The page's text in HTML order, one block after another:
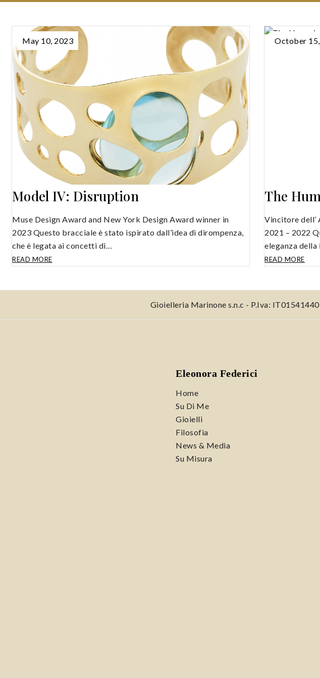
May 10, 2023
Model IV: Disruption
Muse Design Award and New York Design Award winner in
2023 Questo bracciale è stato ispirato dall’idea di dirompenza,
che è legata ai concetti di…
READ MORE
October
The
Vincitore dell’
2021 – 2022
eleganza
READ MORE
Gioielleria Marinone s.n.c - P.Iva:
Eleonora Federici
Home
Su Di Me
Gioielli
Filosofia
News & Media
Su Misura